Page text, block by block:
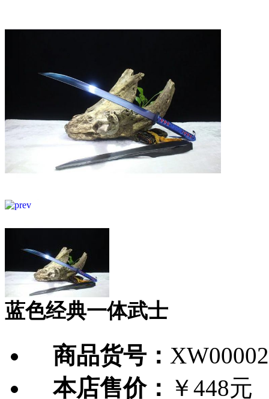
蓝色经典一体武士
商品货号：
本店售价： ￥448元